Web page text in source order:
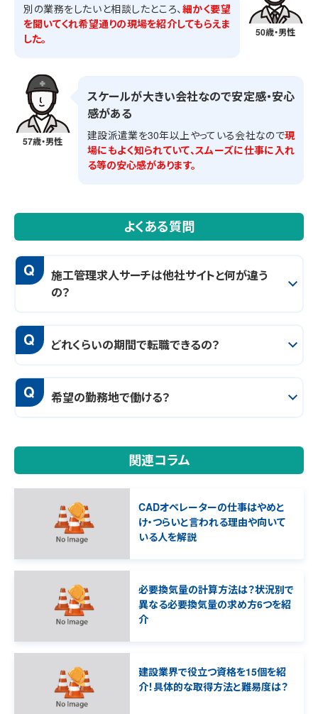
50歳・男性
別の業務をしたいと相談したところ、 細かく要望
を聞いてくれ希望通りの現場を紹介してもらえま
した。
57歳・男性
スケールが大きい会社なので安定感・安心
感がある
建設派遣業を30年以上やっている会社なので現
場にもよく知られていて、スムーズに仕事に入れ
る等の安心感があります。
よくある質問
Q
施工管理求人サーチは他社サイトと何が違う
の？
Q どれくらいの期間で転職できるの？
Q 希望の勤務地で働ける？
関連コラム
CADオペレーターの仕事はやめと
け・つらいと言われる理由や向いて
いる人を解説
必要換気量の計算方法は？状況別で
異なる必要換気量の求め方6つを紹
介
建設業界で役立つ資格を15個を紹
介！具体的な取得方法と難易度は？